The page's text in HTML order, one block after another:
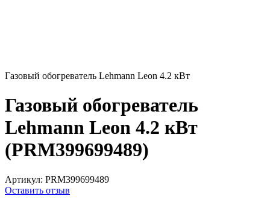
Газовый обогреватель Lehmann Leon 4.2 кВт
Газовый обогреватель
Lehmann Leon 4.2 кВт
(PRM399699489)
Артикул: PRM399699489
Оставить отзыв